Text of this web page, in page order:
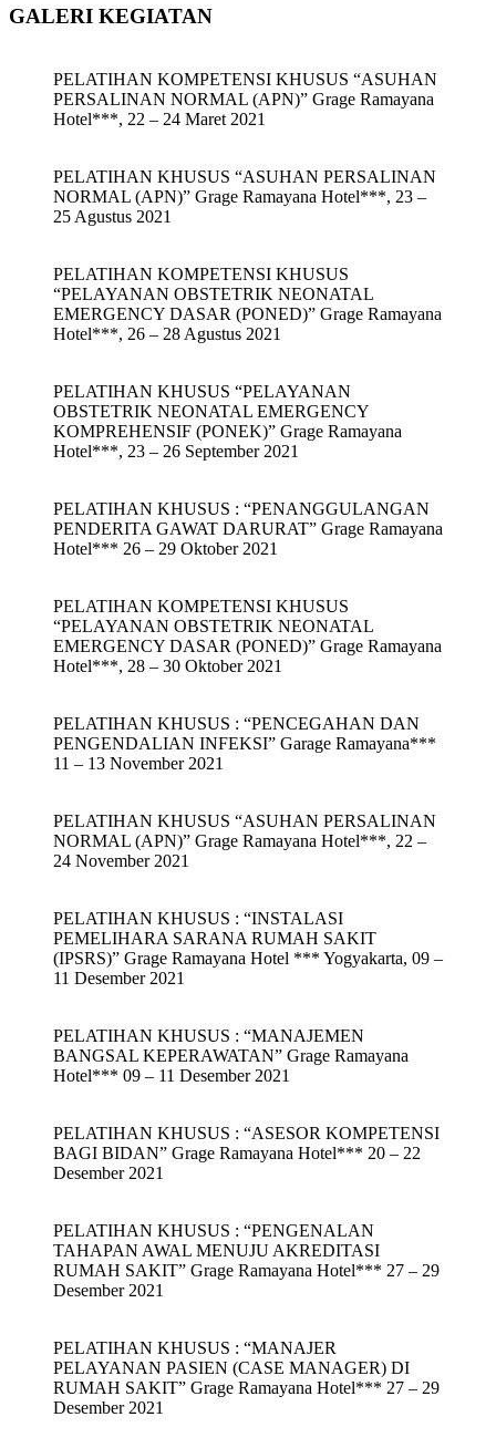
GALERI KEGIATAN
PELATIHAN KOMPETENSI KHUSUS “ASUHAN
PERSALINAN NORMAL (APN)” Grage Ramayana
Hotel***, 22 – 24 Maret 2021
PELATIHAN KHUSUS “ASUHAN PERSALINAN
NORMAL (APN)” Grage Ramayana Hotel***, 23 –
25 Agustus 2021
PELATIHAN KOMPETENSI KHUSUS
“PELAYANAN OBSTETRIK NEONATAL
EMERGENCY DASAR (PONED)” Grage Ramayana
Hotel***, 26 – 28 Agustus 2021
PELATIHAN KHUSUS “PELAYANAN
OBSTETRIK NEONATAL EMERGENCY
KOMPREHENSIF (PONEK)” Grage Ramayana
Hotel***, 23 – 26 September 2021
PELATIHAN KHUSUS : “PENANGGULANGAN
PENDERITA GAWAT DARURAT” Grage Ramayana
Hotel*** 26 – 29 Oktober 2021
PELATIHAN KOMPETENSI KHUSUS
“PELAYANAN OBSTETRIK NEONATAL
EMERGENCY DASAR (PONED)” Grage Ramayana
Hotel***, 28 – 30 Oktober 2021
PELATIHAN KHUSUS : “PENCEGAHAN DAN
PENGENDALIAN INFEKSI” Garage Ramayana***
11 – 13 November 2021
PELATIHAN KHUSUS “ASUHAN PERSALINAN
NORMAL (APN)” Grage Ramayana Hotel***, 22 –
24 November 2021
PELATIHAN KHUSUS : “INSTALASI
PEMELIHARA SARANA RUMAH SAKIT
(IPSRS)” Grage Ramayana Hotel *** Yogyakarta, 09 –
11 Desember 2021
PELATIHAN KHUSUS : “MANAJEMEN
BANGSAL KEPERAWATAN” Grage Ramayana
Hotel*** 09 – 11 Desember 2021
PELATIHAN KHUSUS : “ASESOR KOMPETENSI
BAGI BIDAN” Grage Ramayana Hotel*** 20 – 22
Desember 2021
PELATIHAN KHUSUS : “PENGENALAN
TAHAPAN AWAL MENUJU AKREDITASI
RUMAH SAKIT” Grage Ramayana Hotel*** 27 – 29
Desember 2021
PELATIHAN KHUSUS : “MANAJER
PELAYANAN PASIEN (CASE MANAGER) DI
RUMAH SAKIT” Grage Ramayana Hotel*** 27 – 29
Desember 2021